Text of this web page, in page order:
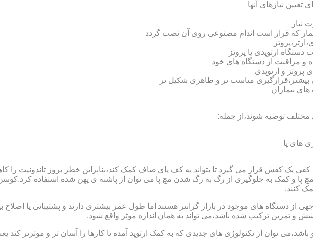
تعیین نیازهای آنها
نیاز
بیمار که قرار است اندام مصنوعی روی آن نصب گردد
دستگاه ارتوپدی یا پروتز
و مراقبت از دستگاه های خود
پروتز و ارتوپدی
بیشتر،قرارگیری مناسب تر و ظاهری شکیل تر
بیماران
مختلف توصیه شوند،از جمله:
های پا
یک کفش قرار می گیرد تا بتواند به کف پای صاف کمک کند،بنابراین خطر بروز تاندونیت را
پا و کمک به جلوگیری از رگ به رگ شدن مچ پا می توان از پاشنه ی پهن شده استفاده
کنند.
از دستگاه های موجود در بازار گرانتر هستند اما طول عمر بیشتری دارند و پشتیبانی یا اصلاح
و تمرین ترکیب شده باشد،می تواند به همان اندازه موثر واقع شود.
توان از تکنولوژی های جدیدی که به کمک ارتوپد آمده تا کارها را آسان تر و موثرتر